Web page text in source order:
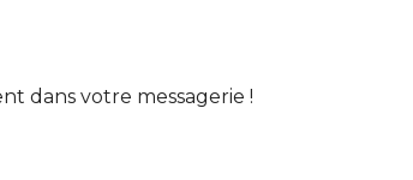
dans votre messagerie !